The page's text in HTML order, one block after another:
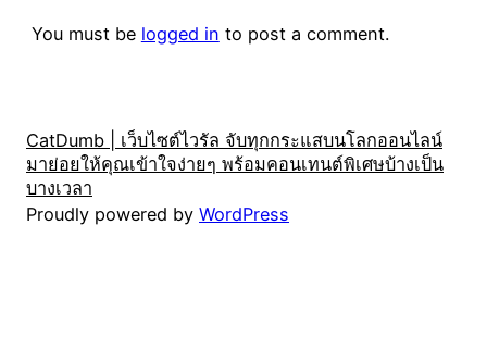
You must be logged in to post a comment.
CatDumb | เว็บไซต์ไวรัล จับทุกกระแสบนโลกออนไลน์
มาย่อยให้คุณเข้าใจง่ายๆ พร้อมคอนเทนต์พิเศษบ้างเป็น
บางเวลา
Proudly powered by WordPress